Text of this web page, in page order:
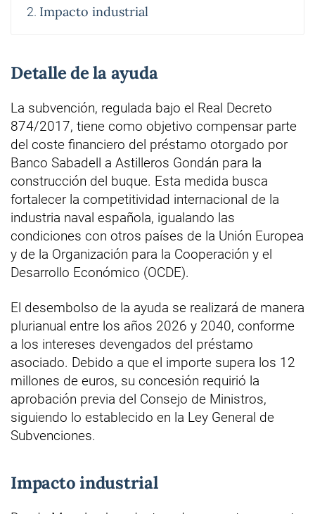
Impacto industrial
Detalle de la ayuda
La subvención, regulada bajo el Real Decreto
874/2017, tiene como objetivo compensar parte
del coste financiero del préstamo otorgado por
Banco Sabadell a Astilleros Gondán para la
construcción del buque. Esta medida busca
fortalecer la competitividad internacional de la
industria naval española, igualando las
condiciones con otros países de la Unión Europea
y de la Organización para la Cooperación y el
Desarrollo Económico (OCDE).
El desembolso de la ayuda se realizará de manera
plurianual entre los años 2026 y 2040, conforme
a los intereses devengados del préstamo
asociado. Debido a que el importe supera los 12
millones de euros, su concesión requirió la
aprobación previa del Consejo de Ministros,
siguiendo lo establecido en la Ley General de
Subvenciones.
Impacto industrial